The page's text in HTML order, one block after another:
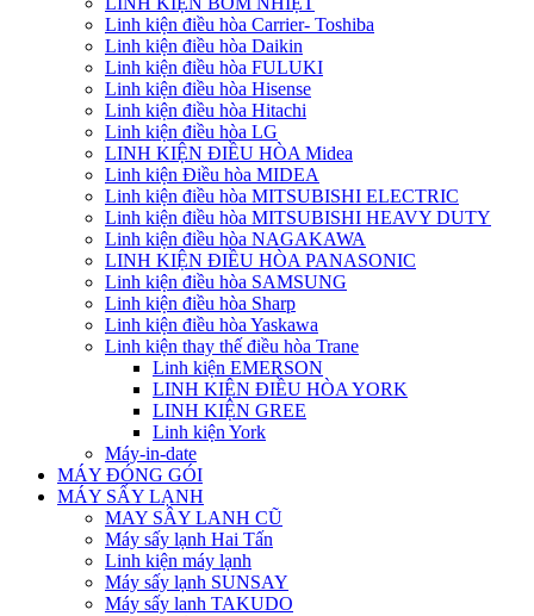
Linh kiện điều hòa Carrier- Toshiba
Linh kiện điều hòa Daikin
Linh kiện điều hòa FULUKI
Linh kiện điều hòa Hisense
Linh kiện điều hòa Hitachi
Linh kiện điều hòa LG
LINH KIỆN ĐIỀU HÒA Midea
Linh kiện Điều hòa MIDEA
Linh kiện điều hòa MITSUBISHI ELECTRIC
Linh kiện điều hòa MITSUBISHI HEAVY DUTY
Linh kiện điều hòa NAGAKAWA
LINH KIỆN ĐIỀU HÒA PANASONIC
Linh kiện điều hòa SAMSUNG
Linh kiện điều hòa Sharp
Linh kiện điều hòa Yaskawa
Linh kiện thay thế điều hòa Trane
Linh kiện EMERSON
LINH KIỆN ĐIỀU HÒA YORK
LINH KIỆN GREE
Linh kiện York
Máy-in-date
MÁY ĐÓNG GÓI
MÁY SẤY LẠNH
MAY SÂY LANH CŨ
Máy sấy lạnh Hai Tấn
Linh kiện máy lạnh
Máy sấy lạnh SUNSAY
Máy sấy lanh TAKUDO